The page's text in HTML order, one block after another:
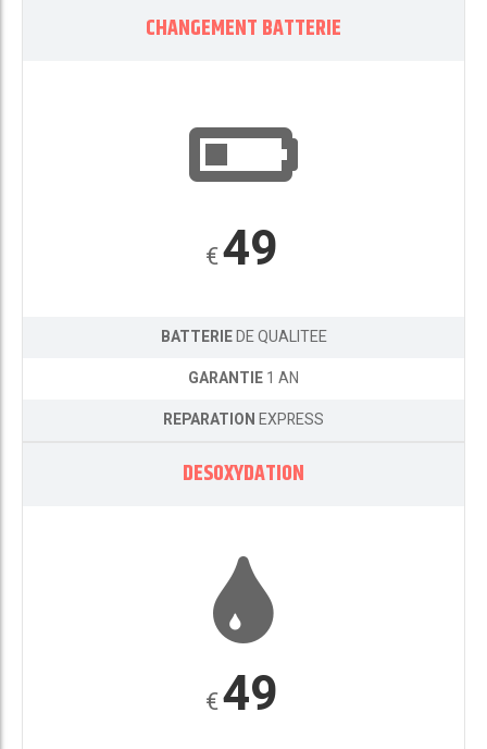
CHANGEMENT BATTERIE
€49
BATTERIEDE QUALITEE
GARANTIE1 AN
REPARATIONEXPRESS
DESOXYDATION
€49